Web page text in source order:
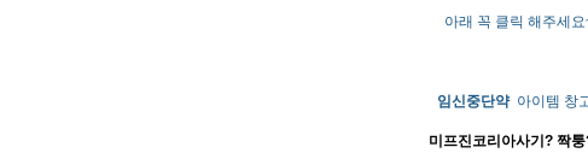
아래 꼭 클릭 해주세
임신중단약아이템 창
미프진코리아사기? 짝